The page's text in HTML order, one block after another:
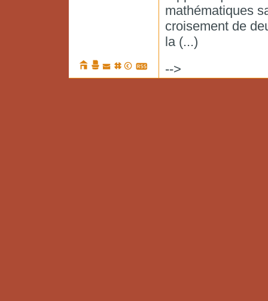
mathématiques
croisement de
la (...)
-->